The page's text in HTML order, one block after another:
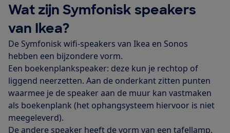
Wat zijn Symfonisk speakers
van Ikea?
De Symfonisk wifi-speakers van Ikea en Sonos
hebben een bijzondere vorm.
Een boekenplankspeaker: deze kun je rechtop of
liggend neerzetten. Aan de onderkant zitten punten
waarmee je de speaker aan de muur kan vastmaken
als boekenplank (het ophangsysteem hiervoor is niet
meegeleverd).
De andere speaker heeft de vorm van een tafellamp.